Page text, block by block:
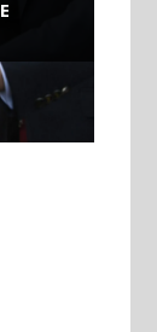
LA